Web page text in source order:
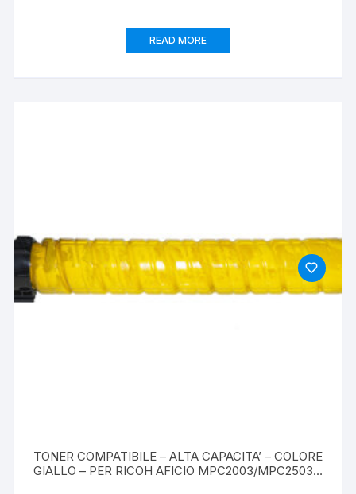
READ MORE
TONER COMPATIBILE – ALTA CAPACITA’ – COLORE
GIALLO – PER RICOH AFICIO MPC2003/MPC2503 –